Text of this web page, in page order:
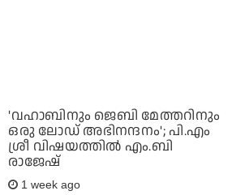
'വഹാബിനും ജെബി മേത്തറിനും
ഒരു ലോഡ് അഭിനന്ദനം'; പി.എം
ശ്രീ വിഷയത്തില്‍ എം.ബി
രാജേഷ്
1 week ago